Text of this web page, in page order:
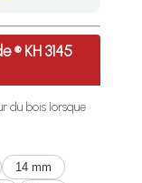
® KH 3145
du bois lorsque
14 mm